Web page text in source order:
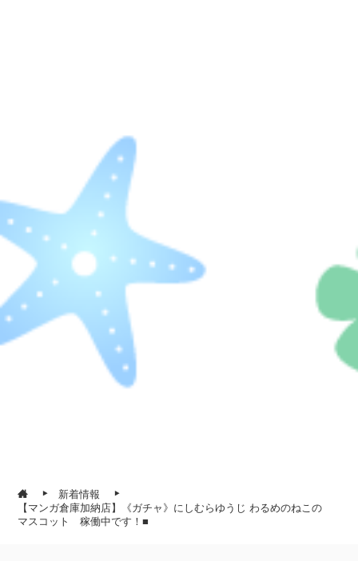
新着情報
【マンガ倉庫加納店】《ガチャ》にしむらゆうじ わるめのねこの
マスコット 稼働中です！■